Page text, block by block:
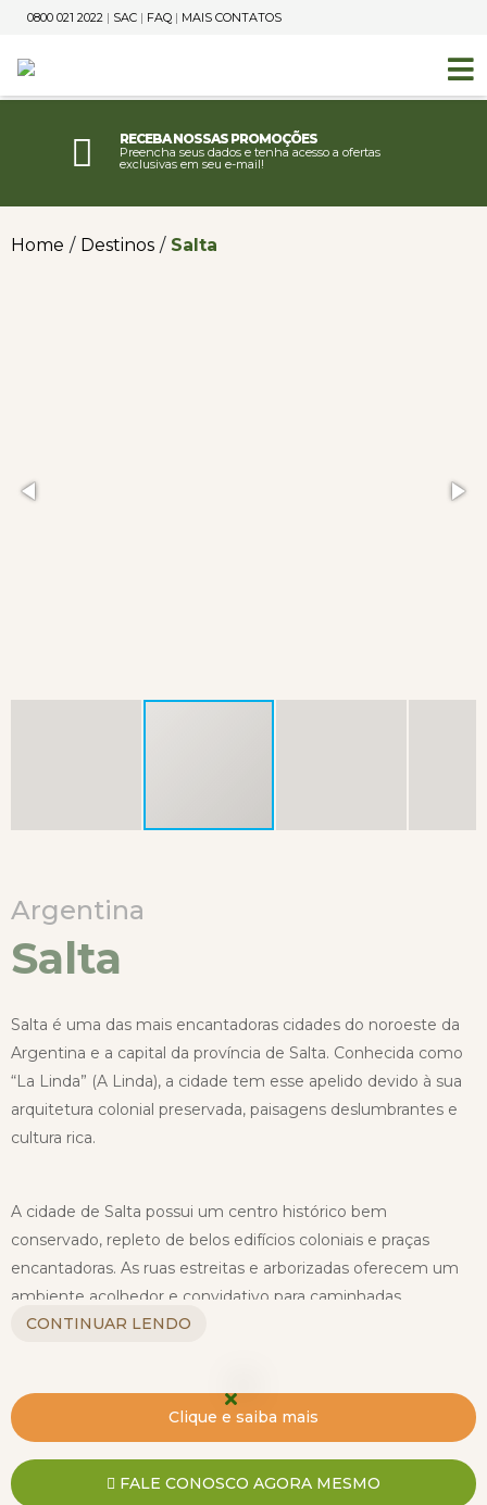
0800 021 2022 | SAC | FAQ | MAIS CONTATOS
Receba nossas promoções
Preencha seus dados e tenha acesso a ofertas
exclusivas em seu e-mail!
Home / Destinos / Salta
Argentina
Salta
Salta é uma das mais encantadoras cidades do noroeste da
Argentina e a capital da província de Salta. Conhecida como
“La Linda” (A Linda), a cidade tem esse apelido devido à sua
arquitetura colonial preservada, paisagens deslumbrantes e
cultura rica.
A cidade de Salta possui um centro histórico bem
conservado, repleto de belos edifícios coloniais e praças
encantadoras. As ruas estreitas e arborizadas oferecem um
ambiente acolhedor e convidativo para caminhadas,
permitindo que os visitantes mergulhem na atmosfera
A Catedral Basílica de Salta, com sua bela fachada
neoclássica, é uma das principais atrações da cidade. Outro
destaque é o Cerro San Bernardo, uma colina que oferece
uma vista panorâmica deslumbrante da cidade e dos
CONTINUAR LENDO
Clique e saiba mais
FALE CONOSCO AGORA MESMO